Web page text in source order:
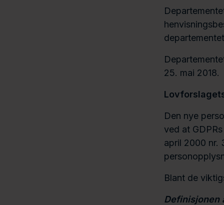
25. mai 2018.
Den nye
ved at
april 2000 nr.
Blant de
Definisjonen